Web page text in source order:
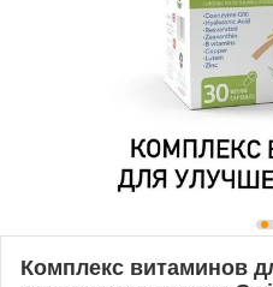
Комплекс витаминов